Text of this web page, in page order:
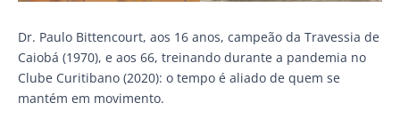
Dr. Paulo Bittencourt, aos 16 anos, campeão da Travessia de
Caiobá (1970), e aos 66, treinando durante a pandemia no
Clube Curitibano (2020): o tempo é aliado de quem se
mantém em movimento.